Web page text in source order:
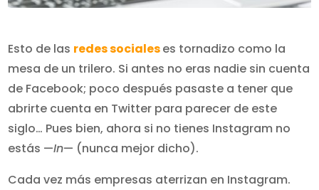
Esto de las redes socialeses tornadizo como la
mesa de un trilero. Si antes no eras nadie sin cuenta
de Facebook; poco después pasaste a tener que
abrirte cuenta en Twitter para parecer de este
siglo… Pues bien, ahora si no tienes Instagram no
estás —In— (nunca mejor dicho).
Cada vez más empresas aterrizan en Instagram.